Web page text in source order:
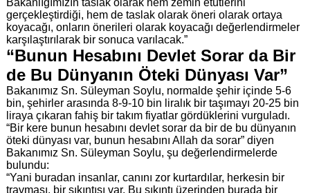
gerçekleştirdiği, hem de taslak olarak öneri olarak ortaya
koyacağı, onların önerileri olarak koyacağı değerlendirmeler
karşılaştırılarak bir sonuca varılacak.”
“Bunun Hesabını Devlet Sorar da Bir
de Bu Dünyanın Öteki Dünyası Var”
Bakanımız Sn. Süleyman Soylu, normalde şehir içinde 5-6
bin, şehirler arasında 8-9-10 bin liralık bir taşımayı 20-25 bin
liraya çıkaran fahiş bir takım fiyatlar gördüklerini vurguladı.
“Bir kere bunun hesabını devlet sorar da bir de bu dünyanın
öteki dünyası var, bunun hesabını Allah da sorar” diyen
Bakanımız Sn. Süleyman Soylu, şu değerlendirmelerde
bulundu:
“Yani buradan insanlar, canını zor kurtardılar, herkesin bir
travması, bir sıkıntısı var. Bu sıkıntı üzerinden burada bir